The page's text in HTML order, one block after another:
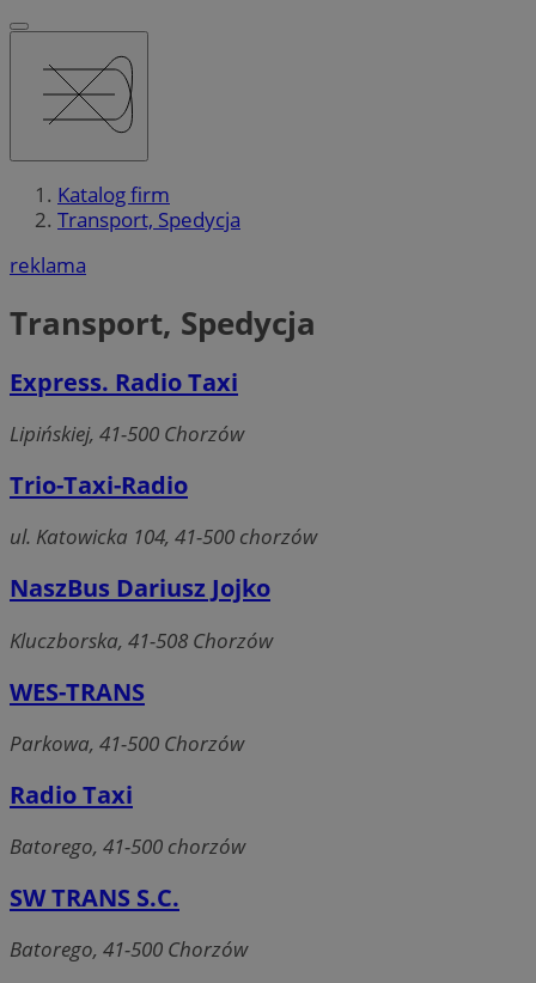
Katalog firm
Transport, Spedycja
reklama
Transport, Spedycja
Express. Radio Taxi
Lipińskiej, 41-500 Chorzów
Trio-Taxi-Radio
ul. Katowicka 104, 41-500 chorzów
NaszBus Dariusz Jojko
Kluczborska, 41-508 Chorzów
WES-TRANS
Parkowa, 41-500 Chorzów
Radio Taxi
Batorego, 41-500 chorzów
SW TRANS S.C.
Batorego, 41-500 Chorzów